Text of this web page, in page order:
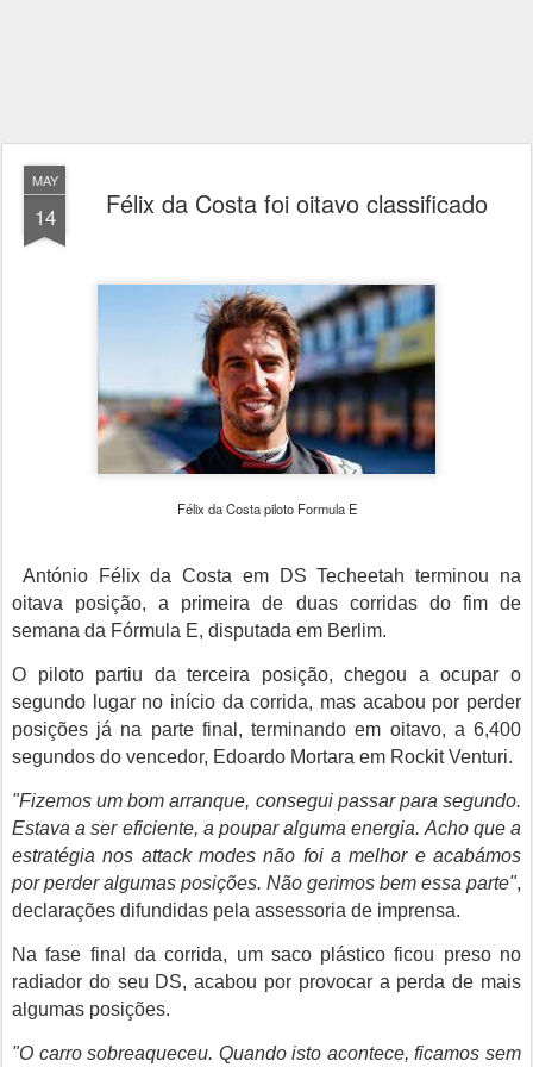
MAY
14 Félix da Costa foi oitavo classificado
Félix da Costa piloto Formula E
António Félix da Costa em DS Techeetah terminou na
oitava posição, a primeira de duas corridas do fim de
semana da Fórmula E, disputada em Berlim.
O piloto partiu da terceira posição, chegou a ocupar o
segundo lugar no início da corrida, mas acabou por perder
posições já na parte final, terminando em oitavo, a 6,400
segundos do vencedor, Edoardo Mortara em Rockit Venturi.
"Fizemos um bom arranque, consegui passar para segundo.
Estava a ser eficiente, a poupar alguma energia. Acho que a
estratégia nos attack modes não foi a melhor e acabámos
por perder algumas posições. Não gerimos bem essa parte",
declarações difundidas pela assessoria de imprensa.
Na fase final da corrida, um saco plástico ficou preso no
radiador do seu DS, acabou por provocar a perda de mais
algumas posições.
"O carro sobreaqueceu. Quando isto acontece, ficamos sem